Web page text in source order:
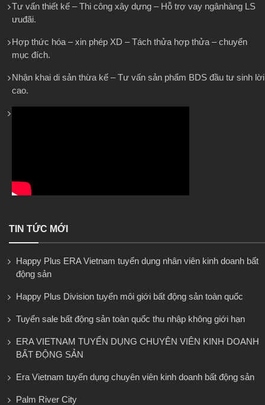
Tư vấn thiết kế – Thi công xây dựng – Hỗ trợ vay ngânhàng LS
ưuđãi.
Hợp thức hóa – xin phép XD – Tách thửa hợp thửa – chuyển
mục đích.
Nhận khai di sản thừa kế – Tư vấn sản phẩm BDS đầu tư sinh lời
cao.
TIN TỨC MỚI
Happy Plus ERA Vietnam tuyển dụng nhân viên kinh doanh bất
động sản
Happy Plus Division tuyển môi giới bất động sản toàn quốc
Tuyển sale bất động sản toàn quốc thu nhập không giới hạn
ERA VIETNAM TUYỂN DỤNG CHUYÊN VIÊN KINH DOANH
BẤT ĐỘNG SẢN
Era Vietnam tuyển dụng chuyên viên kinh doanh bất động sản
Palm River City